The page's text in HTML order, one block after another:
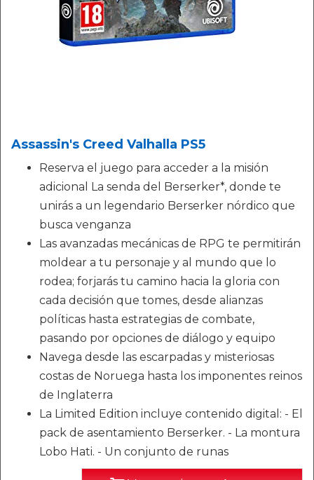
Assassin's Creed Valhalla PS5
Reserva el juego para acceder a la misión
adicional La senda del Berserker*, donde te
unirás a un legendario Berserker nórdico que
busca venganza
Las avanzadas mecánicas de RPG te permitirán
moldear a tu personaje y al mundo que lo
rodea; forjarás tu camino hacia la gloria con
cada decisión que tomes, desde alianzas
políticas hasta estrategias de combate,
pasando por opciones de diálogo y equipo
Navega desde las escarpadas y misteriosas
costas de Noruega hasta los imponentes reinos
de Inglaterra
La Limited Edition incluye contenido digital: - El
pack de asentamiento Berserker. - La montura
Lobo Hati. - Un conjunto de runas